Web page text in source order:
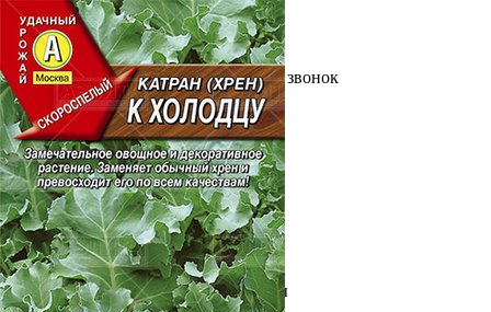
Выберите город
Обратный звонокЗаказать обратный звонок
Каталог
Семена
Грунты
Газонные травы, сидераты
Горшки, рассадники, аксессуары